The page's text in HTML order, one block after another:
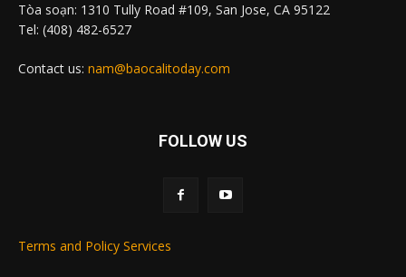
Tòa soạn: 1310 Tully Road #109, San Jose, CA 95122
Tel: (408) 482-6527
Contact us: nam@baocalitoday.com
FOLLOW US
Terms and Policy Services